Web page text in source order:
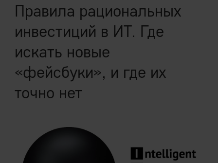
Правила рациональных
инвестиций в ИТ. Где
искать новые
«фейсбуки», и где их
точно нет